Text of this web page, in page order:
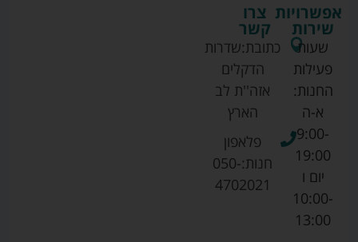
צרו
קשר
כתובת:שדרות
הדקלים
אזה''ת לב
הארץ
פלאפון
חנות:050-
4702021
אפשרויות
שירות
שעות
פעילות
החנות:
א-ה
9:00-
19:00
יום ו
10:00-
13:00